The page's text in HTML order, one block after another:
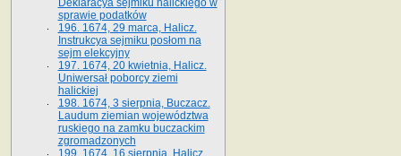
Deklaracya sejmiku halickiego w
sprawie podatków
196. 1674, 29 marca, Halicz.
Instrukcya sejmiku posłom na
sejm elekcyjny
197. 1674, 20 kwietnia, Halicz.
Uniwersał poborcy ziemi
halickiej
198. 1674, 3 sierpnia, Buczacz.
Laudum ziemian województwa
ruskiego na zamku buczackim
zgromadzonych
199. 1674, 16 sierpnia, Halicz.